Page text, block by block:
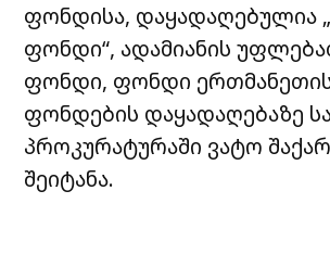
ფონდისა, დაყადაღებულია
ფონდი“, ადამიანის
ფონდი, ფონდი
ფონდების დაყადაღებაზე
პროკურატურაში ვატო
შეიტანა.